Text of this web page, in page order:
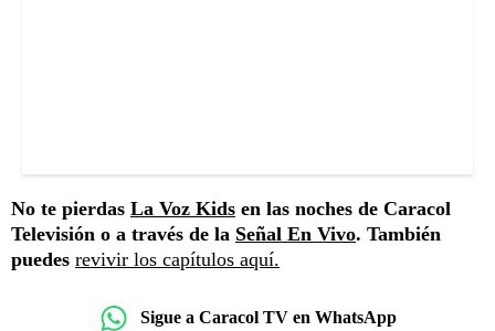
No te pierdas La Voz Kids en las noches de Caracol
Televisión o a través de la Señal En Vivo. También
puedes revivir los capítulos aquí.
Sigue a Caracol TV en WhatsApp